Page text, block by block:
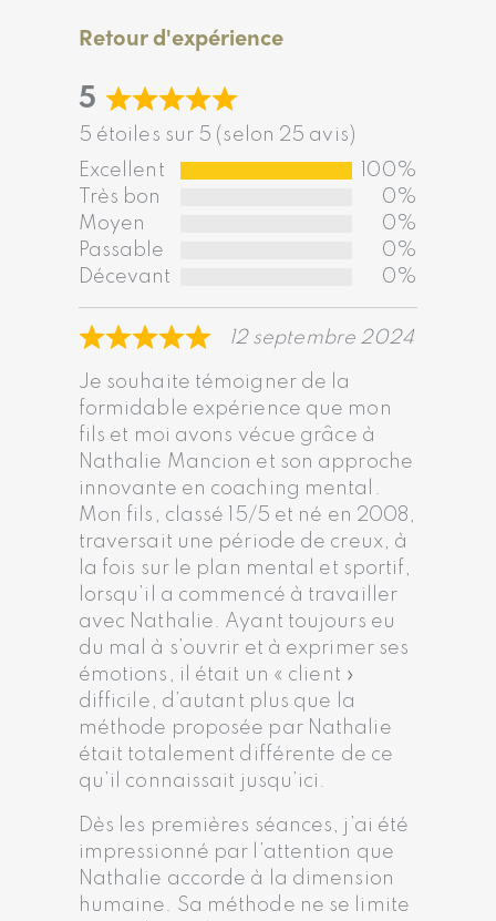
Retour d'expérience
5
5 étoiles sur 5 (selon 25 avis)
Excellent
100%
Très bon
0%
Moyen
0%
Passable
0%
Décevant
0%
12 septembre 2024
Je souhaite témoigner de la
formidable expérience que mon
fils et moi avons vécue grâce à
Nathalie Mancion et son approche
innovante en coaching mental.
Mon fils, classé 15/5 et né en 2008,
traversait une période de creux, à
la fois sur le plan mental et sportif,
lorsqu’il a commencé à travailler
avec Nathalie. Ayant toujours eu
du mal à s’ouvrir et à exprimer ses
émotions, il était un « client »
difficile, d’autant plus que la
méthode proposée par Nathalie
était totalement différente de ce
qu’il connaissait jusqu’ici.
Dès les premières séances, j’ai été
impressionné par l’attention que
Nathalie accorde à la dimension
humaine. Sa méthode ne se limite